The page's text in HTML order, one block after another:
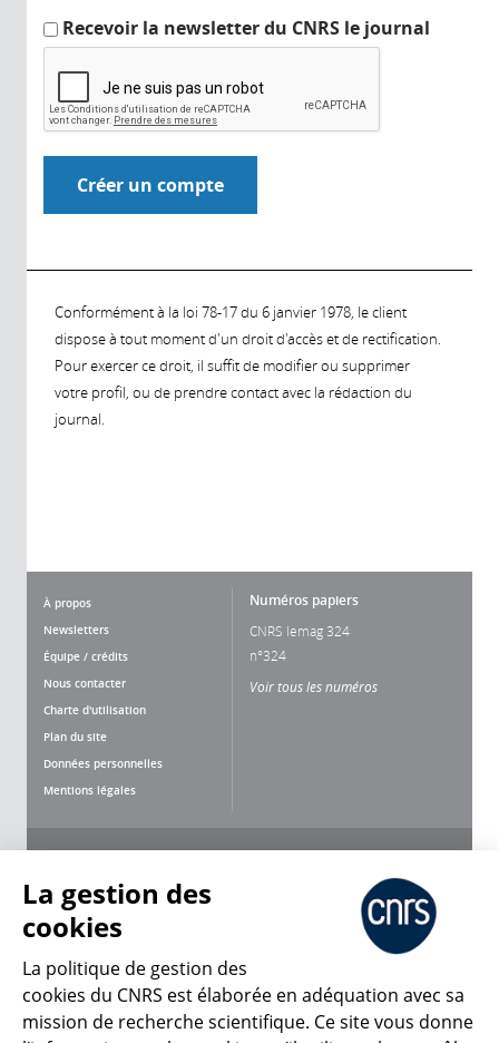
Recevoir la newsletter du CNRS le journal
Conformément à la loi 78-17 du 6 janvier 1978, le client
dispose à tout moment d'un droit d'accès et de rectification.
Pour exercer ce droit, il suffit de modifier ou supprimer
votre profil, ou de prendre contact avec la rédaction du
journal.
À propos
Newsletters
Équipe / crédits
Nous contacter
Charte d'utilisation
Plan du site
Données personnelles
Mentions légales
Numéros papiers
CNRS lemag 324
n°324
Voir tous les numéros
CNRS Le Mag
La gestion des
cookies
La politique de gestion des
cookies du CNRS est élaborée en adéquation avec sa
mission de recherche scientifique. Ce site vous donne